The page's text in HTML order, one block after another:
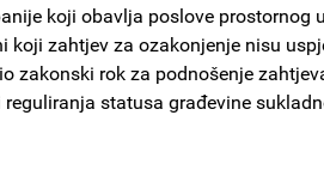
koji obavlja poslove prostornog
koji zahtjev za ozakonjenje nisu
zakonski rok za podnošenje
statusa građevine